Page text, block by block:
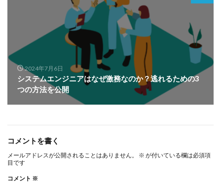
2024年7月6日
システムエンジニアはなぜ激務なのか？逃れるための3
つの方法を公開
コメントを書く
メールアドレスが公開されることはありません。 ※ が付いている欄は必須項
目です
コメント ※